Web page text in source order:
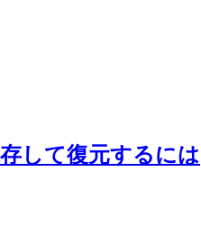
して復元するには